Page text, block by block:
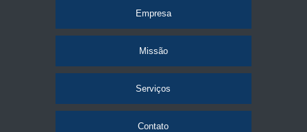
Empresa
Missão
Serviços
Contato